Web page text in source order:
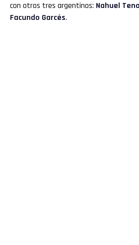
con otros tres argentinos: Nahuel
Facundo Garcés.